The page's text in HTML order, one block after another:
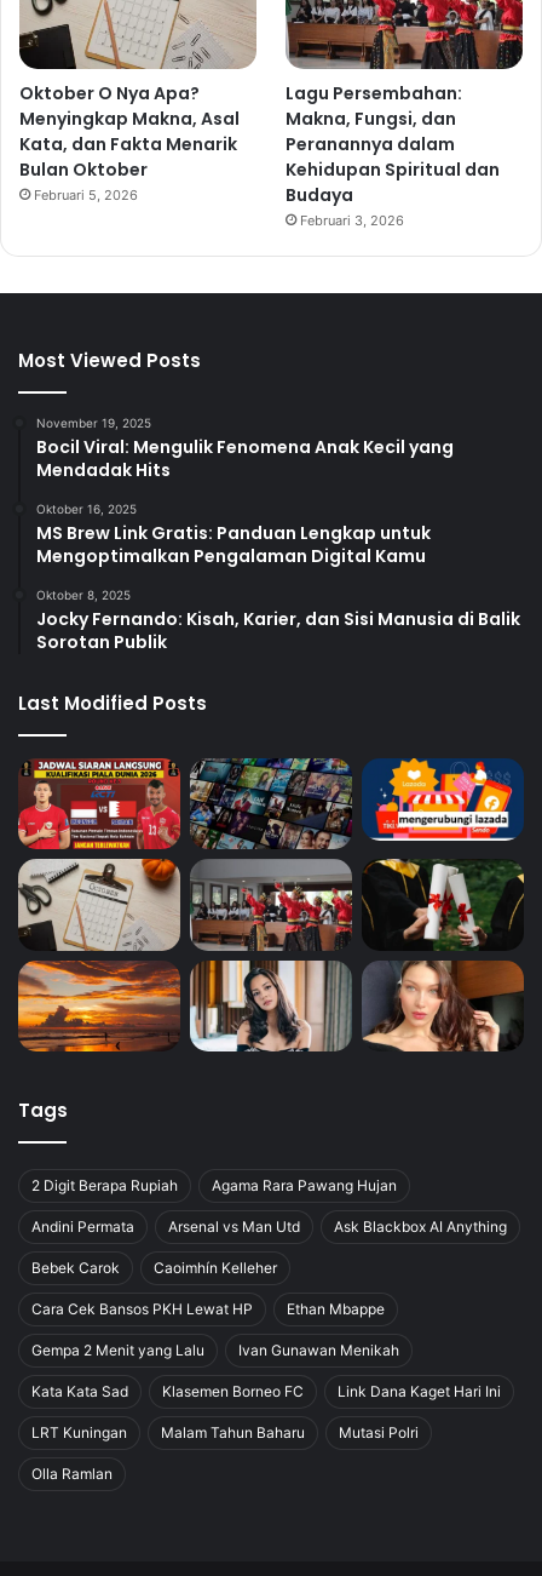
Oktober O Nya Apa?
Menyingkap Makna, Asal
Kata, dan Fakta Menarik
Bulan Oktober
Februari 5, 2026
Lagu Persembahan:
Makna, Fungsi, dan
Peranannya dalam
Kehidupan Spiritual dan
Budaya
Februari 3, 2026
Most Viewed Posts
November 19, 2025
Bocil Viral: Mengulik Fenomena Anak Kecil yang
Mendadak Hits
Oktober 16, 2025
MS Brew Link Gratis: Panduan Lengkap untuk
Mengoptimalkan Pengalaman Digital Kamu
Oktober 8, 2025
Jocky Fernando: Kisah, Karier, dan Sisi Manusia di Balik
Sorotan Publik
Last Modified Posts
Tags
2 Digit Berapa Rupiah Agama Rara Pawang Hujan
Andini Permata Arsenal vs Man Utd Ask Blackbox AI Anything
Bebek Carok Caoimhín Kelleher
Cara Cek Bansos PKH Lewat HP Ethan Mbappe
Gempa 2 Menit yang Lalu Ivan Gunawan Menikah
Kata Kata Sad Klasemen Borneo FC Link Dana Kaget Hari Ini
LRT Kuningan Malam Tahun Baharu Mutasi Polri
Olla Ramlan